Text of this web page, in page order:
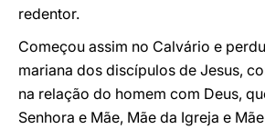
redentor.
Começou assim no Calvário e
mariana dos discípulos de Jesus,
na relação do homem com Deus,
Senhora e Mãe, Mãe da Igreja e